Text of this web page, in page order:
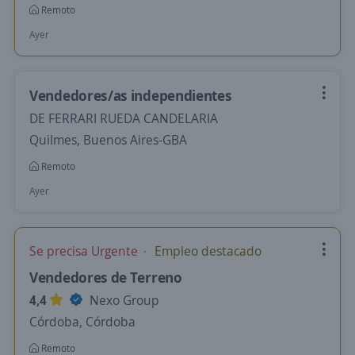
Remoto
Ayer
Vendedores/as independientes
DE FERRARI RUEDA CANDELARIA
Quilmes, Buenos Aires-GBA
Remoto
Ayer
Se precisa Urgente Empleo destacado
Vendedores de Terreno
4,4
Nexo Group
Córdoba, Córdoba
Remoto